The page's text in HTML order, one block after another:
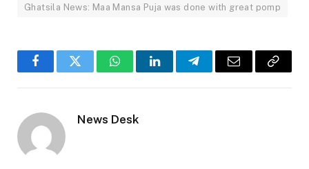
Ghatsila News: Maa Mansa Puja was done with great pomp
FacebookTwitter WhatsAppLinkedInTelegramEmail
Copy
News Desk